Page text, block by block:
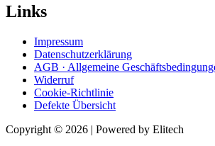
Links
Impressum
Datenschutzerklärung
AGB · Allgemeine
Widerruf
Cookie-Richtlinie
Defekte Übersicht
Copyright © 2026 | Powered by Elitech